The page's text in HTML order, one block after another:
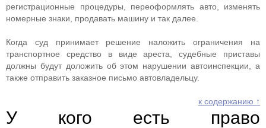
регистрационные процедуры, переоформлять авто, изменять
номерные знаки, продавать машину и так далее.
Когда суд принимает решение наложить ограничения на
транспортное средство в виде ареста, судебные приставы
должны будут доложить об этом нарушении автоинспекции, а
также отправить заказное письмо автовладельцу.
к содержанию ↑
У кого есть право